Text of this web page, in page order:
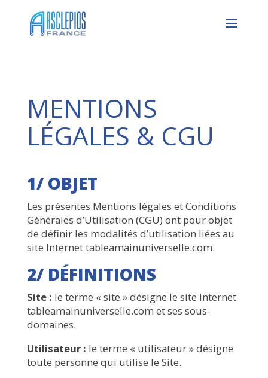
MENTIONS
LÉGALES & CGU
1/ OBJET
Les présentes Mentions légales et Conditions
Générales d’Utilisation (CGU) ont pour objet
de définir les modalités d’utilisation liées au
site Internet tableamainuniverselle.com.
2/ DÉFINITIONS
Site : le terme « site » désigne le site Internet
tableamainuniverselle.com et ses sous-
domaines.
Utilisateur : le terme « utilisateur » désigne
toute personne qui utilise le Site.